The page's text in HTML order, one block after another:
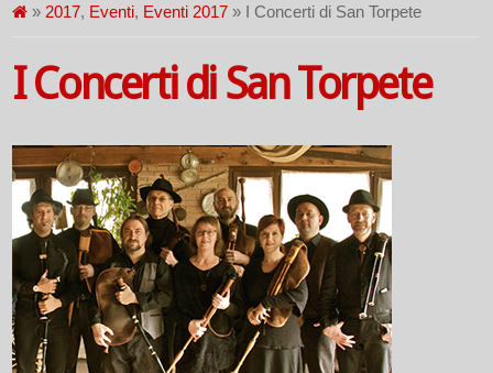
» 2017, Eventi, Eventi 2017 » I Concerti di San Torpete
I Concerti di San Torpete